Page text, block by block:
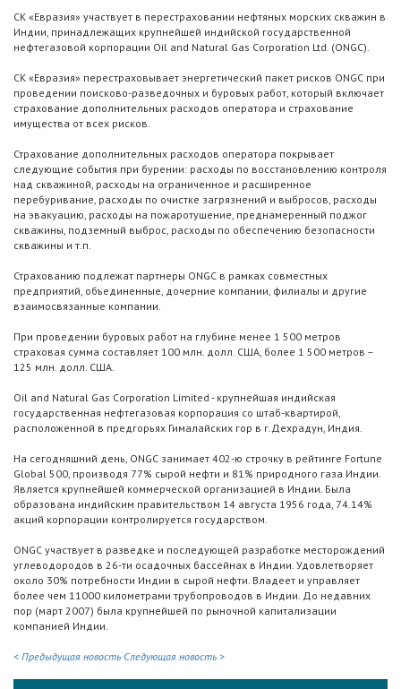
СК «Евразия» участвует в перестраховании нефтяных морских скважин в
Индии, принадлежащих крупнейшей индийской государственной
нефтегазовой корпорации Oil and Natural Gas Corporation Ltd. (ONGC).
СК «Евразия» перестраховывает энергетический пакет рисков ONGC при
проведении поисково-разведочных и буровых работ, который включает
страхование дополнительных расходов оператора и страхование
имущества от всех рисков.
Страхование дополнительных расходов оператора покрывает
следующие события при бурении: расходы по восстановлению контроля
над скважиной, расходы на ограниченное и расширенное
перебуривание, расходы по очистке загрязнений и выбросов, расходы
на эвакуацию, расходы на пожаротушение, преднамеренный поджог
скважины, подземный выброс, расходы по обеспечению безопасности
скважины и т.п.
Страхованию подлежат партнеры ONGC в рамках совместных
предприятий, объединенные, дочерние компании, филиалы и другие
взаимосвязанные компании.
При проведении буровых работ на глубине менее 1 500 метров
страховая сумма составляет 100 млн. долл. США, более 1 500 метров –
125 млн. долл. США.
Oil and Natural Gas Corporation Limited - крупнейшая индийская
государственная нефтегазовая корпорация со штаб-квартирой,
расположенной в предгорьях Гималайских гор в г.Дехрадун, Индия.
На сегодняшний день, ONGC занимает 402-ю строчку в рейтинге Fortune
Global 500, производя 77% сырой нефти и 81% природного газа Индии.
Является крупнейшей коммерческой организацией в Индии. Была
образована индийским правительством 14 августа 1956 года, 74.14%
акций корпорации контролируется государством.
ONGC участвует в разведке и последующей разработке месторождений
углеводородов в 26-ти осадочных бассейнах в Индии. Удовлетворяет
около 30% потребности Индии в сырой нефти. Владеет и управляет
более чем 11000 километрами трубопроводов в Индии. До недавних
пор (март 2007) была крупнейшей по рыночной капитализации
компанией Индии.
< Предыдущая новость Следующая новость >